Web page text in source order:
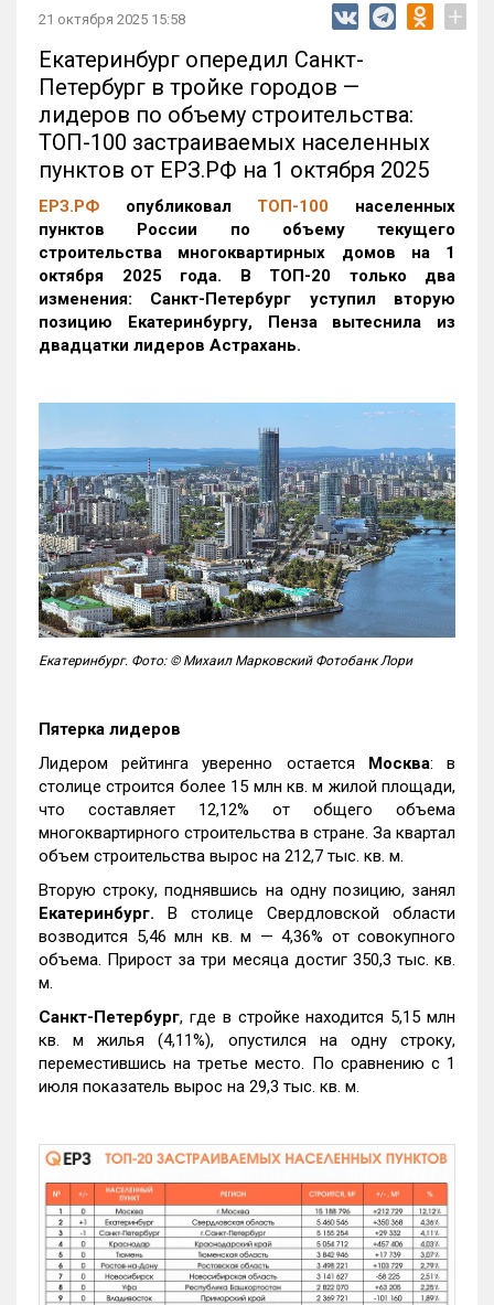
21 октября 2025 15:58 +
Екатеринбург опередил Санкт-
Петербург в тройке городов —
лидеров по объему строительства:
ТОП-100 застраиваемых населенных
пунктов от ЕРЗ.РФ на 1 октября 2025
ЕРЗ.РФ опубликовал ТОП-100 населенных
пунктов России по объему текущего
строительства многоквартирных домов на 1
октября 2025 года. В ТОП-20 только два
изменения: Санкт-Петербург уступил вторую
позицию Екатеринбургу, Пенза вытеснила из
двадцатки лидеров Астрахань.
Екатеринбург. Фото: © Михаил Марковский Фотобанк Лори
Пятерка лидеров
Лидером рейтинга уверенно остается Москва: в
столице строится более 15 млн кв. м жилой площади,
что составляет 12,12% от общего объема
многоквартирного строительства в стране. За квартал
объем строительства вырос на 212,7 тыс. кв. м.
Вторую строку, поднявшись на одну позицию, занял
Екатеринбург. В столице Свердловской области
возводится 5,46 млн кв. м — 4,36% от совокупного
объема. Прирост за три месяца достиг 350,3 тыс. кв.
м.
Санкт-Петербург, где в стройке находится 5,15 млн
кв. м жилья (4,11%), опустился на одну строку,
переместившись на третье место. По сравнению с 1
июля показатель вырос на 29,3 тыс. кв. м.